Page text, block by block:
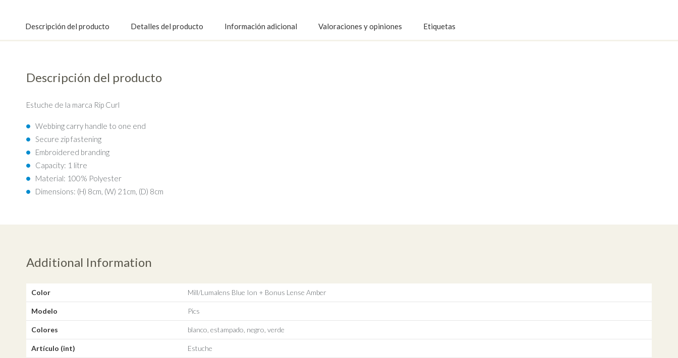
Descripción del producto Detalles del producto Información adicional Valoraciones y opiniones Etiquetas
Descripción del producto
Estuche de la marca Rip Curl
Webbing carry handle to one end
Secure zip fastening
Embroidered branding
Capacity: 1 litre
Material: 100% Polyester
Dimensions: (H) 8cm, (W) 21cm, (D) 8cm
Additional Information
Color Mill/Lumalens Blue Ion + Bonus Lense Amber
Modelo Pics
Colores blanco, estampado, negro, verde
Artículo (int) Estuche